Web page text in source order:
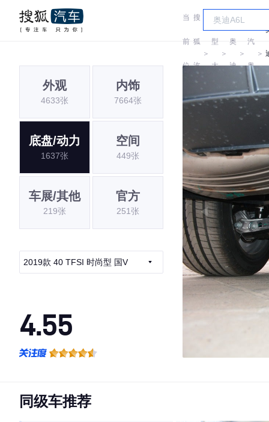
当
前
位
搜
狐
汽
＞
车
型
大
＞
奥
迪
＞
汽
奥
迪
＞
外观
4633张
内饰
7664张
底盘/动力
1637张
空间
449张
车展/其他
219张
官方
251张
2019款 40 TFSI 时尚型 国V
4.55
·空间表现一般，低于63%同级车
同级车推荐